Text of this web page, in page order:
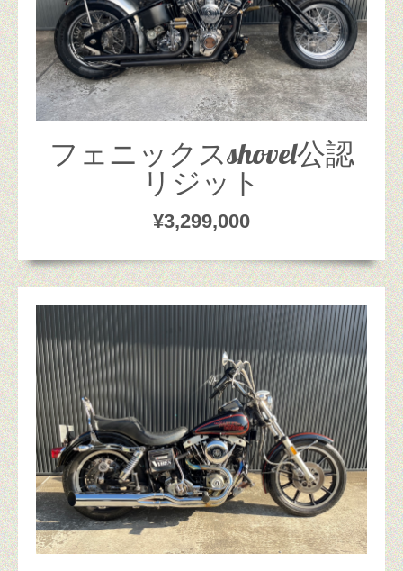
フェニックスshovel公認
リジット
¥3,299,000